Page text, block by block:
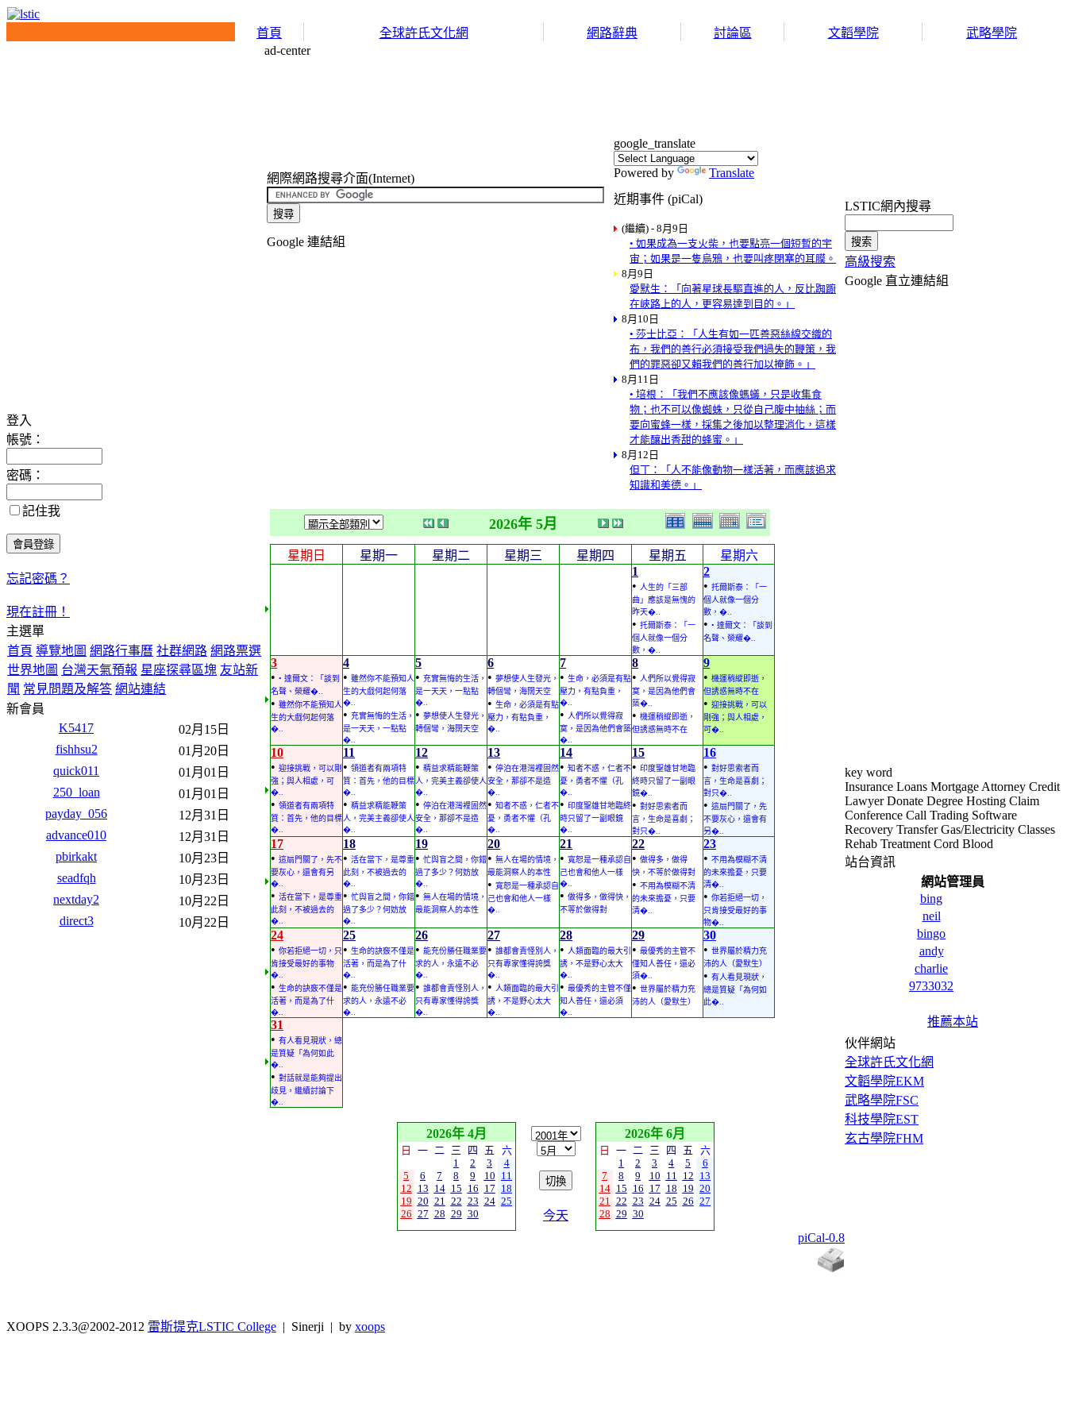
首頁 全球許氏文化網 網路辭典 討論區 文韜學院 武略學院
登入
帳號：
密碼：
記住我
忘記密碼？
現在註冊！
主選單
首頁 導覽地圖 網路行事曆 社群網路 網路票選
世界地圖 台灣天氣預報 星座探尋區塊 友站新
聞 常見問題及解答 網站連結
新會員
K5417
02月15日
fishhsu2
01月20日
quick011
01月01日
250_loan
01月01日
payday_056
12月31日
advance010
12月31日
pbirkakt
10月23日
seadfqh
10月23日
nextday2
10月22日
direct3
10月22日
ad-center
網際網路搜尋介面(Internet)
Google 連結組
google_translate
Powered by
Translate
近期事件 (piCal)
(繼續) - 8月9日
• 如果成為一支火柴，也要點亮一個短暫的宇
宙；如果是一隻烏鴉，也要叫疼閉塞的耳膜。
8月9日
愛默生：「向著星球長驅直進的人，反比踟躕
在峽路上的人，更容易達到目的。」
8月10日
• 莎士比亞：「人生有如一匹善惡絲線交織的
布，我們的善行必須接受我們過失的鞭策，我
們的罪惡卻又賴我們的善行加以掩飾。」
8月11日
• 培根：「我們不應該像螞蟻，只是收集食
物；也不可以像蜘蛛，只從自己腹中抽絲；而
要向蜜蜂一樣，採集之後加以整理消化，這樣
才能釀出香甜的蜂蜜。」
8月12日
但丁：「人不能像動物一樣活著，而應該追求
知識和美德。」
2026年 5月
星期日 星期一 星期二 星期三 星期四 星期五
星期六
1
• 人生的「三部
曲」應該是無愧的
昨天�..
• 托爾斯泰：「一
個人就像一個分
數，�..
2
• 托爾斯泰：「一
個人就像一個分
數，�..
• • 達爾文：「談到
名聲、榮耀�..
3
• • 達爾文：「談到
名聲、榮耀�..
• 雖然你不能預知人
生的大戲何起何落
�..
4
• 雖然你不能預知人
生的大戲何起何落
�..
• 充實無悔的生活，
是一天天，一點點
�..
5
• 充實無悔的生活，
是一天天，一點點
�..
• 夢想使人生發光，
轉個彎，海闊天空
6
• 夢想使人生發光，
轉個彎，海闊天空
• 生命，必須是有點
壓力，有點負重，
�..
7
• 生命，必須是有點
壓力，有點負重，
�..
• 人們所以覺得寂
寞，是因為他們會築
�..
8
• 人們所以覺得寂
寞，是因為他們會
築�..
• 機運稍縱即逝，
但誘惑無時不在
9
• 機運稍縱即逝，
但誘惑無時不在
• 迎接挑戰，可以
剛強；與人相處，
可�..
10
• 迎接挑戰，可以剛
強；與人相處，可
�..
• 領道者有兩項特
質：首先，他的目標
�..
11
• 領道者有兩項特
質：首先，他的目標
�..
• 精益求精能鞭策
人，完美主義卻使人
�..
12
• 精益求精能鞭策
人，完美主義卻使人
�..
• 停泊在港灣裡固然
安全，那卻不是造
�..
13
• 停泊在港灣裡固然
安全，那卻不是造
�..
• 知者不惑，仁者不
憂，勇者不懼（孔
�..
14
• 知者不惑，仁者不
憂，勇者不懼（孔
�..
• 印度聖雄甘地臨終
時只留了一副眼鏡
�..
15
• 印度聖雄甘地臨
終時只留了一副眼
鏡�..
• 對好思索者而
言，生命是喜劇；
對只�..
16
• 對好思索者而
言，生命是喜劇；
對只�..
• 這扇門關了，先
不要灰心，還會有
另�..
17
• 這扇門關了，先不
要灰心，還會有另
�..
• 活在當下，是尊重
此刻，不被過去的
�..
18
• 活在當下，是尊重
此刻，不被過去的
�..
• 忙與盲之間，你錯
過了多少？何妨放
�..
19
• 忙與盲之間，你錯
過了多少？何妨放
�..
• 無人在場的情境，
最能洞察人的本性
20
• 無人在場的情境，
最能洞察人的本性
• 寬恕是一種承認自
己也會和他人一樣
�..
21
• 寬恕是一種承認自
己也會和他人一樣
�..
• 做得多，做得快，
不等於做得對
22
• 做得多，做得
快，不等於做得對
• 不用為模糊不清
的未來擔憂，只要
清�..
23
• 不用為模糊不清
的未來擔憂，只要
清�..
• 你若拒絕一切，
只肯接受最好的事
物�..
24
• 你若拒絕一切，只
肯接受最好的事物
�..
• 生命的訣竅不僅是
活著，而是為了什
�..
25
• 生命的訣竅不僅是
活著，而是為了什
�..
• 能充份勝任職業要
求的人，永遠不必
�..
26
• 能充份勝任職業要
求的人，永遠不必
�..
• 誰都會責怪別人，
只有專家懂得誇獎
�..
27
• 誰都會責怪別人，
只有專家懂得誇獎
�..
• 人類面臨的最大引
誘，不是野心太大
�..
28
• 人類面臨的最大引
誘，不是野心太大
�..
• 最優秀的主管不僅
知人善任，還必須
�..
29
• 最優秀的主管不
僅知人善任，還必
須�..
• 世界屬於精力充
沛的人（愛默生）
30
• 世界屬於精力充
沛的人（愛默生）
• 有人看見現狀，
總是質疑「為何如
此�..
31
• 有人看見現狀，總
是質疑「為何如此
�..
• 對話就是能夠提出
歧見，繼續討論下
�..
2026年 4月
日 一 二 三 四 五
六
1
2 3
4
5
6 7 8 9 10 11
12 13 14 15 16 17 18
19 20 21 22 23 24 25
26 27 28 29 30 今天
2026年 6月
日 一 二 三 四 五
六
1
2 3 4 5
6
7
8 9 10 11 12 13
14 15 16 17 18 19 20
21 22 23 24 25 26 27
28 29 30
piCal-0.8
LSTIC網內搜尋
高級搜索
Google 直立連結組
key word
Insurance Loans Mortgage Attorney Credit
Lawyer Donate Degree Hosting Claim
Conference Call Trading Software
Recovery Transfer Gas/Electricity Classes
Rehab Treatment Cord Blood
站台資訊
網站管理員
bing
neil
bingo
andy
charlie
9733032
推薦本站
伙伴網站
全球許氏文化網
文韜學院EKM
武略學院FSC
科技學院EST
玄古學院FHM
XOOPS 2.3.3@2002-2012 雷斯提克LSTIC College | Sinerji | by xoops